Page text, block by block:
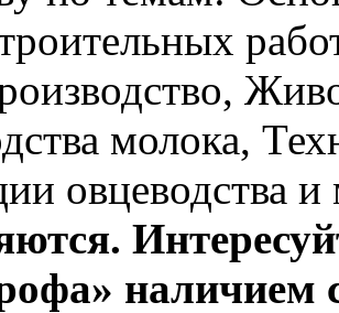
молока,
овцеводства
наличием